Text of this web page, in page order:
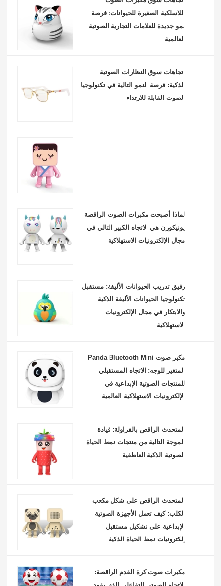
اللاسلكية الصغيرة للحيوانات: فرصة
نمو جديدة للعلامات التجارية الصوتية
العالمية
اتجاهات سوق النظارات الصوتية
الذكية: فرصة النمو التالية في تكنولوجيا
الصوت القابلة للارتداء
لماذا أصبحت مكبرات الصوت الراقصة
يونيكورن هي الاتجاه الكبير التالي في
مجال الإلكترونيات الاستهلاكية
رفيق تدريب الحيوانات الأليفة: مستقبل
تكنولوجيا الحيوانات الأليفة الذكية
والابتكار في مجال الإلكترونيات
الاستهلاكية
مكبر صوت Panda Bluetooth Mini
المتغير للوجه: الاتجاه المستقبلي
للمنتجات الصوتية الإبداعية في
الإلكترونيات الاستهلاكية العالمية
المتحدث الراقص بالفراولة: قيادة
الموجة التالية من منتجات نمط الحياة
الصوتية الذكية العاطفية
المتحدث الراقص على شكل مكعب
الكلب: كيف تعمل الأجهزة الصوتية
الإبداعية على تشكيل مستقبل
إلكترونيات نمط الحياة الذكية
مكبرات صوت كرة القدم الراقصة: